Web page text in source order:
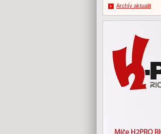
Archív aktualit